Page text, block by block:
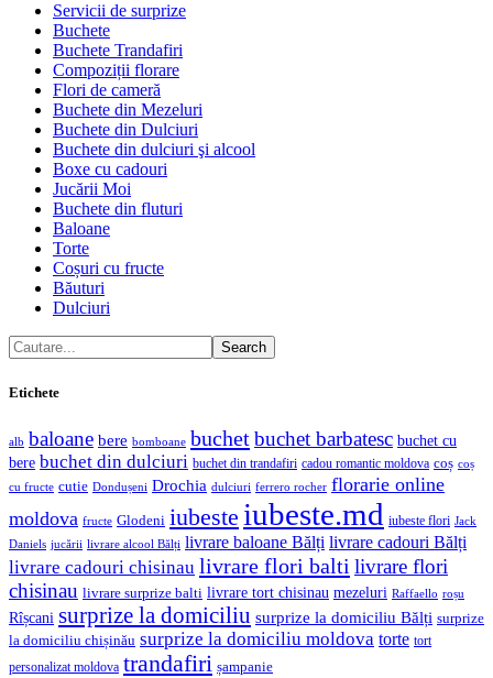
Servicii de surprize
Buchete
Buchete Trandafiri
Compoziții florare
Flori de cameră
Buchete din Mezeluri
Buchete din Dulciuri
Buchete din dulciuri şi alcool
Boxe cu cadouri
Jucării Moi
Buchete din fluturi
Baloane
Torte
Coșuri cu fructe
Băuturi
Dulciuri
Search
Etichete
alb baloane bere bomboane buchetbuchet barbatesc buchet cu
bere buchet din dulciuri buchet din trandafiri cadou romantic moldova coș coș
cu fructe cutie Dondușeni Drochia dulciuri ferrero rocher florarie online
moldova fructe Glodeni iubeste iubeste.md iubeste flori Jack
Daniels jucării livrare alcool Bălți livrare baloane Bălți livrare cadouri Bălți
livrare cadouri chisinau livrare flori balti livrare flori
chisinau livrare surprize balti livrare tort chisinau mezeluri Raffaello roșu
Rîșcani surprize la domiciliu surprize la domiciliu Bălți surprize
la domiciliu chișinău surprize la domiciliu moldova torte tort
personalizat moldova trandafiri șampanie